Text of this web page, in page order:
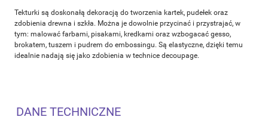
Tekturki są doskonałą dekoracją do tworzenia kartek, pudełek oraz
zdobienia drewna i szkła. Można je dowolnie przycinać i przystrajać, w
tym: malować farbami, pisakami, kredkami oraz wzbogacać gesso,
brokatem, tuszem i pudrem do embossingu. Są elastyczne, dzięki temu
idealnie nadają się jako zdobienia w technice decoupage.
DANE TECHNICZNE